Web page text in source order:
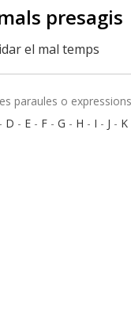
presagis
el mal temps
paraules o
- D - E - F - G - H - I - J - K